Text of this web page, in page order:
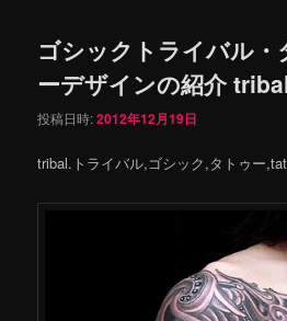
ゴシックトライバル・
ーデザインの紹介
投稿日時:2012年12月19日
tribal.トライバル,ゴシック,タトゥー